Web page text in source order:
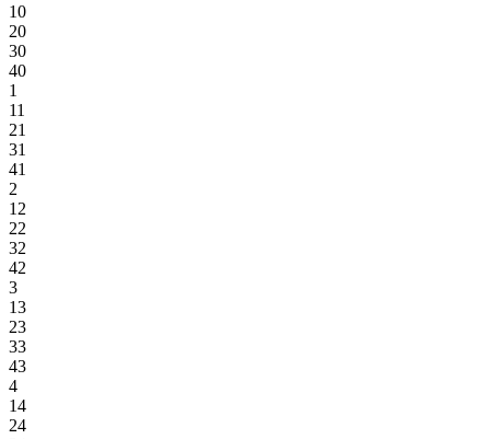
10
20
30
40
1
11
21
31
41
2
12
22
32
42
3
13
23
33
43
4
14
24